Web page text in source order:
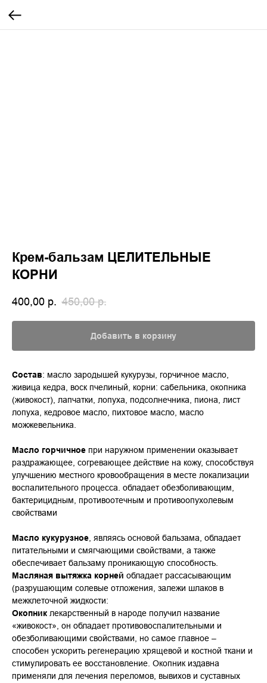
Крем-бальзам ЦЕЛИТЕЛЬНЫЕ
КОРНИ
400,00 р. 450,00 р.
Добавить в корзину
Состав: масло зародышей кукурузы, горчичное масло,
живица кедра, воск пчелиный, корни: сабельника, окопника
(живокост), лапчатки, лопуха, подсолнечника, пиона, лист
лопуха, кедровое масло, пихтовое масло, масло
можжевельника.
Масло горчичное при наружном применении оказывает
раздражающее, согревающее действие на кожу, способствуя
улучшению местного кровообращения в месте локализации
воспалительного процесса. обладает обезболивающим,
бактерицидным, противоотечным и противоопухолевым
свойствами
Масло кукурузное, являясь основой бальзама, обладает
питательными и смягчающими свойствами, а также
обеспечивает бальзаму проникающую способность.
Масляная вытяжка корней обладает рассасывающим
(разрушающим солевые отложения, залежи шлаков в
межклеточной жидкости:
Окопник лекарственный в народе получил название
«живокост», он обладает противовоспалительными и
обезболивающими свойствами, но самое главное –
способен ускорить регенерацию хрящевой и костной ткани и
стимулировать ее восстановление. Окопник издавна
применяли для лечения переломов, вывихов и суставных